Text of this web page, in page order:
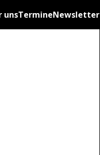
unsTermineNewsletter